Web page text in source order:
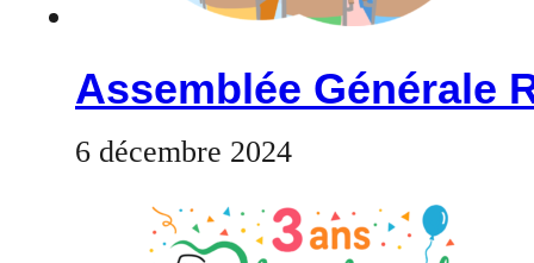
Assemblée Générale
6 décembre 2024